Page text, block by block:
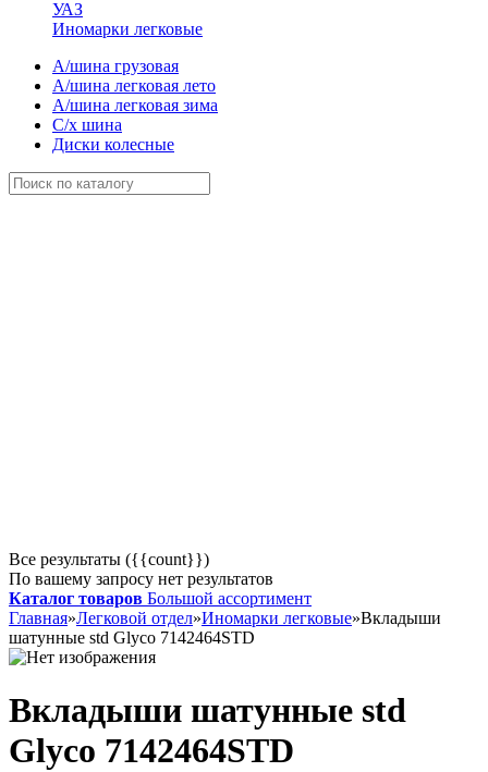
УАЗ
Иномарки легковые
А/шина грузовая
А/шина легковая лето
А/шина легковая зима
С/х шина
Диски колесные
Все результаты ({{count}})
По вашему запросу нет результатов
Каталог товаров Большой ассортимент
Главная»Легковой отдел»Иномарки легковые»Вкладыши
шатунные std Glyco 7142464STD
Вкладыши шатунные std
Glyco 7142464STD